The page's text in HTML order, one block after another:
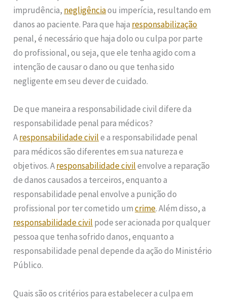
imprudência, negligênciaou imperícia, resultando em
danos ao paciente. Para que haja responsabilização
penal, é necessário que haja dolo ou culpa por parte
do profissional, ou seja, que ele tenha agido com a
intenção de causar o dano ou que tenha sido
negligente em seu dever de cuidado.
De que maneira a responsabilidade civil difere da
responsabilidade penal para médicos?
Aresponsabilidade civile a responsabilidade penal
para médicos são diferentes em sua natureza e
objetivos. Aresponsabilidade civilenvolve a reparação
de danos causados a terceiros, enquanto a
responsabilidade penal envolve a punição do
profissional por ter cometido umcrime. Além disso, a
responsabilidade civil pode ser acionada por qualquer
pessoa que tenha sofrido danos, enquanto a
responsabilidade penal depende da ação do Ministério
Público.
Quais são os critérios para estabelecer a culpa em